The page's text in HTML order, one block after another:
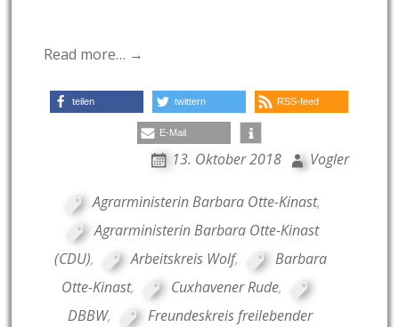
Read more… →
teilen twittern RSS-feed
E-Mail
13. Oktober 2018 Vogler
Agrarministerin Barbara Otte-Kinast,
Agrarministerin Barbara Otte-Kinast
(CDU), Arbeitskreis Wolf,
Barbara
Otte-Kinast, Cuxhavener Rude,
DBBW,
Freundeskreis freilebender